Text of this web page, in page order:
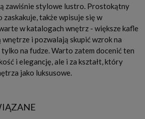
zawiśnie stylowe lustro. Prostokątny
zaskakuje, także wpisuje się w
w katalogach wnętrz - większe kafle
i pozwalają skupić wzrok na
tylko na fudze. Warto zatem docenić ten
i elegancję, ale i za kształt, który
jako luksusowe.